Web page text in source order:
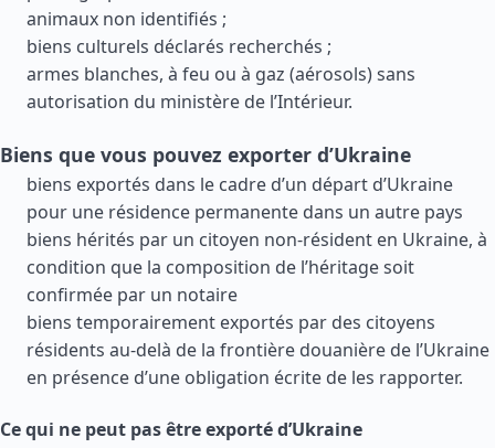
animaux non identifiés ;
biens culturels déclarés recherchés ;
armes blanches, à feu ou à gaz (aérosols) sans
autorisation du ministère de l’Intérieur.
Biens que vous pouvez exporter d’Ukraine
biens exportés dans le cadre d’un départ d’Ukraine
pour une résidence permanente dans un autre pays
biens hérités par un citoyen non-résident en Ukraine, à
condition que la composition de l’héritage soit
confirmée par un notaire
biens temporairement exportés par des citoyens
résidents au-delà de la frontière douanière de l’Ukraine
en présence d’une obligation écrite de les rapporter.
Ce qui ne peut pas être exporté d’Ukraine